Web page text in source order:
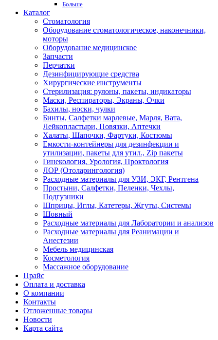
Больше
Каталог
Стоматология
Оборудование стоматологическое, наконечники,
моторы
Оборудование медицинское
Запчасти
Перчатки
Дезинфицирующие средства
Хирургические инструменты
Стерилизация: рулоны, пакеты, индикаторы
Маски, Респираторы, Экраны, Очки
Бахилы, носки, чулки
Бинты, Салфетки марлевые, Марля, Вата,
Лейкопластыри, Повязки, Аптечки
Халаты, Шапочки, Фартуки, Костюмы
Емкости-контейнеры для дезинфекции и
утилизации, пакеты для утил., Zip пакеты
Гинекология, Урология, Проктология
ЛОР (Отоларингология)
Расходные материалы для УЗИ, ЭКГ, Рентгена
Простыни, Салфетки, Пеленки, Чехлы,
Подгузники
Шприцы, Иглы, Катетеры, Жгуты, Системы
Шовный
Расходные материалы для Лаборатории и анализов
Расходные материалы для Реанимации и
Анестезии
Мебель медицинская
Косметология
Массажное оборудование
Прайс
Оплата и доставка
О компании
Контакты
Отложенные товары
Новости
Карта сайта